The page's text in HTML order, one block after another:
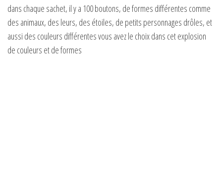
dans chaque sachet, il y a 100 boutons, de formes différentes comme
des animaux, des leurs, des étoiles, de petits personnages drôles, et
aussi des couleurs différentes vous avez le choix dans cet explosion
de couleurs et de formes